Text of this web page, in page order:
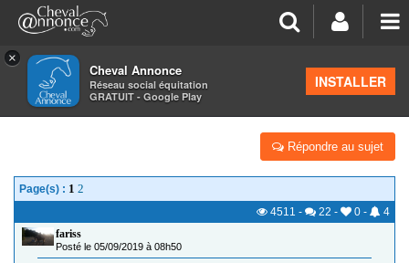
×
Cheval Annonce
Réseau social équitation
GRATUIT - Google Play
INSTALLER
>Suggestions & Nouveautés
VALIDATION D'UNE ANNONCE
Répondre au sujet
Page(s) : 1 2
4511 - 22 - 0 -
4
fariss
Posté le 05/09/2019 à 08h50